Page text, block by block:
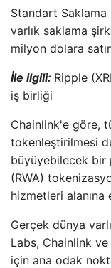
Standart Saklama
varlık saklama
milyon dolara
İle ilgili: Ripple
iş birliği
Chainlink'e göre,
tokenleştirilmesi
büyüyebilecek bir
(RWA)
hizmetleri
Gerçek dünya
Labs, Chainlink
için ana odak